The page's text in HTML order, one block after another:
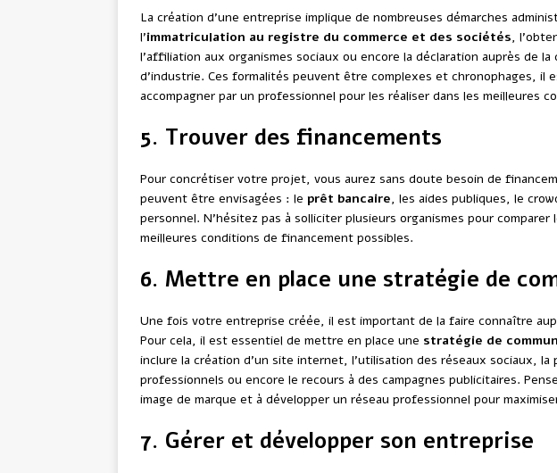
La création d’une entreprise implique de nombreuses démarches
l’immatriculation au registre du commerce et des sociétés,
l’affiliation aux organismes sociaux ou encore la déclaration auprès de
d’industrie. Ces formalités peuvent être complexes et chronophages, il
accompagner par un professionnel pour les réaliser dans les meilleures
5. Trouver des financements
Pour concrétiser votre projet, vous aurez sans doute besoin de
peuvent être envisagées : le prêt bancaire, les aides publiques, le
personnel. N’hésitez pas à solliciter plusieurs organismes pour
meilleures conditions de financement possibles.
6. Mettre en place une stratégie de
Une fois votre entreprise créée, il est important de la faire connaître
Pour cela, il est essentiel de mettre en place une stratégie de
inclure la création d’un site internet, l’utilisation des réseaux sociaux, la
professionnels ou encore le recours à des campagnes publicitaires.
image de marque et à développer un réseau professionnel pour
7. Gérer et développer son entreprise